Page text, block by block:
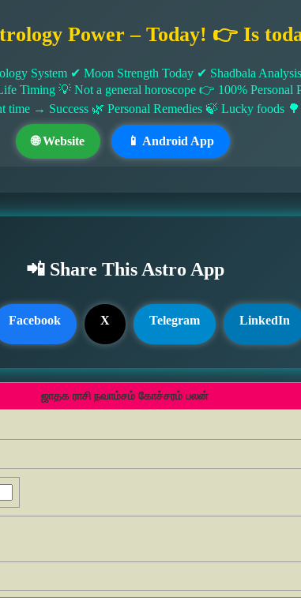
Power – Today! 👉 Is
System ✔ Moon Strength Today ✔ Shadbala
Timing 💡 Not a general horoscope 👉 100%
→ Success 🌿 Personal Remedies 🍃 Lucky foods
🌐 Website 📱 Android App
📲 Share This Astro App
Facebook X Telegram LinkedIn
ஜாதக ராசி நவாம்சம் கோச்சரம் பலன்